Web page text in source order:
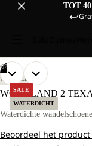
TOT
SALE
WATERDICHT
07
AFBEELDING
OPENEN
VOLLEDIG
AFBEELDING
OPENEN
VOLLEDIG
AFBEELDING
OPENEN
VOLLEDIG
AFBEELDING
OPENEN
VOLLEDIG
AFBEELDING
OPENEN
VOLLEDIG
AFBEELDING
OPENEN
VOLLEDIG
AFBEELDING
OPENEN
VOLLEDIG
WANDELEN
WOODLAND 2
Waterdichte
Beoordeel het